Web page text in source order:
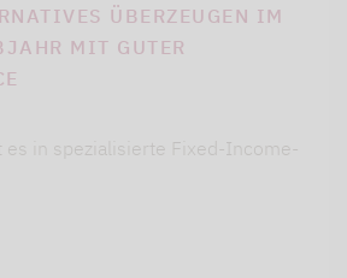
ÜBERZEUGEN IM
MIT GUTER
es in spezialisierte Fixed-Income-